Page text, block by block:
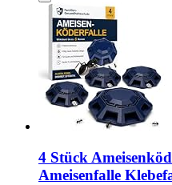
4 Stück
Ameisenfalle